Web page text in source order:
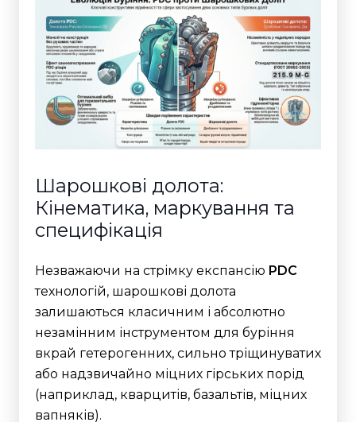
Шарошкові долота:
Кінематика, маркування та
специфікація
Незважаючи на стрімку експансію PDC
технологій, шарошкові долота
залишаються класичним і абсолютно
незамінним інструментом для буріння
вкрай гетерогенних, сильно тріщинуватих
або надзвичайно міцних гірських порід
(наприклад, кварцитів, базальтів, міцних
вапняків).